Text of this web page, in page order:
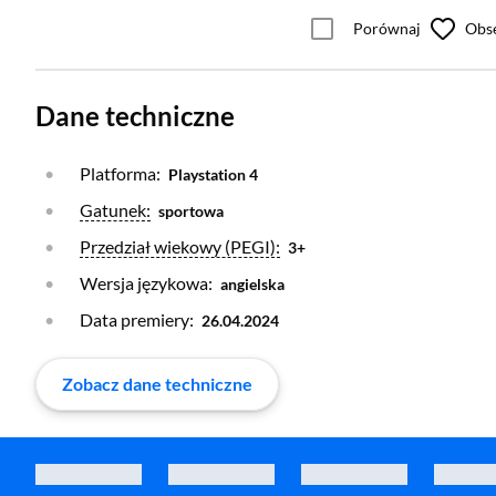
Porównaj
Dane techniczne
Platforma: Playstation 4
Otwórz warstwę
Gatunek: sportowa
Otwórz warstwę
Przedział wiekowy (PEGI): 3+
Wersja językowa: angielska
Data premiery: 26.04.2024
Zobacz dane techniczne